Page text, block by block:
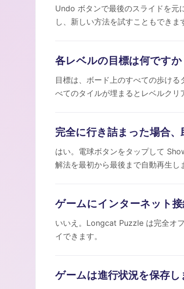
Undo ボタンで最後のスライドを元
し、新しい方法を試すこともできま
各レベルの目標は何ですか
目標は、ボード上のすべての歩け
べてのタイルが埋まるとレベルクリ
完全に行き詰まった場合
はい。電球ボタンをタップして
解法を最初から最後まで自動再生し
ゲームにインターネット
いいえ。Longcat Puzzle は完全オ
イできます。
ゲームは進行状況を保存し